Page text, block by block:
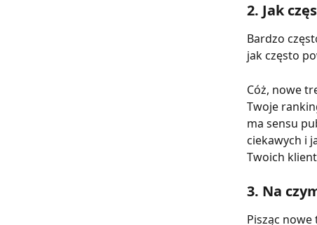
2. Jak
Bardzo
jak często
Cóż, nowe
Twoje
ma sensu
ciekawych i
Twoich
3. Na
Pisząc